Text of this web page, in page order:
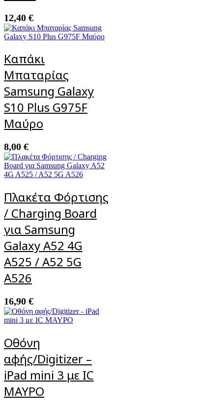
12,40 €
Καπάκι
Μπαταρίας
Samsung Galaxy
S10 Plus G975F
Μαύρο
8,00 €
Πλακέτα Φόρτισης
/ Charging Board
για Samsung
Galaxy A52 4G
A525 / A52 5G
A526
16,90 €
Οθόνη
αφής/Digitizer –
iPad mini 3 με IC
ΜΑΥΡΟ